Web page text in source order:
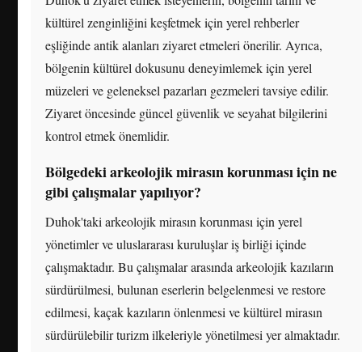
kültürel zenginliğini keşfetmek için yerel rehberler
eşliğinde antik alanları ziyaret etmeleri önerilir. Ayrıca,
bölgenin kültürel dokusunu deneyimlemek için yerel
müzeleri ve geleneksel pazarları gezmeleri tavsiye edilir.
Ziyaret öncesinde güncel güvenlik ve seyahat bilgilerini
kontrol etmek önemlidir.
Bölgedeki arkeolojik mirasın korunması için ne
gibi çalışmalar yapılıyor?
Duhok'taki arkeolojik mirasın korunması için yerel
yönetimler ve uluslararası kuruluşlar iş birliği içinde
çalışmaktadır. Bu çalışmalar arasında arkeolojik kazıların
sürdürülmesi, bulunan eserlerin belgelenmesi ve restore
edilmesi, kaçak kazıların önlenmesi ve kültürel mirasın
sürdürülebilir turizm ilkeleriyle yönetilmesi yer almaktadır.